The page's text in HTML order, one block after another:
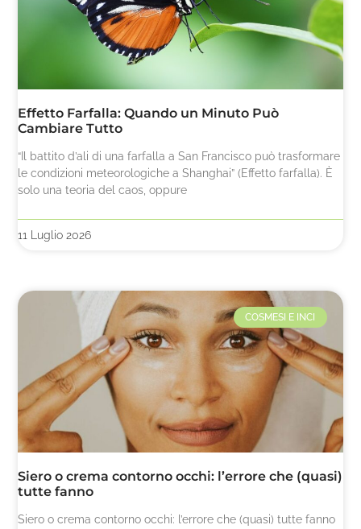
Effetto Farfalla: Quando un Minuto Può
Cambiare Tutto
“Il battito d’ali di una farfalla a San Francisco può trasformare
le condizioni meteorologiche a Shanghai” (Effetto farfalla). È
solo una teoria del caos, oppure
11 Luglio 2026
COSMESI E INCI
Siero o crema contorno occhi: l’errore che (quasi)
tutte fanno
Siero o crema contorno occhi: l’errore che (quasi) tutte fanno